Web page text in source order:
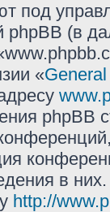
под
phpBB (в
«
phpBB
в
http://